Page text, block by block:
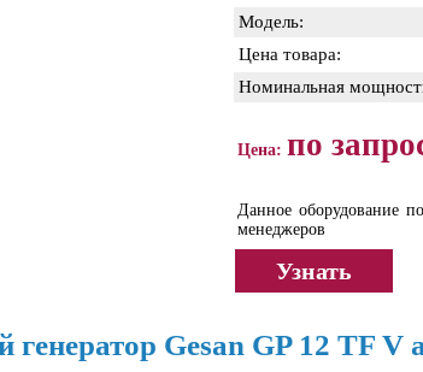
Модель:
Цена товара:
Номинальная
Цена: по
Данное оборудование
менеджеров
Узнать
генератор Gesan GP 12 TF V